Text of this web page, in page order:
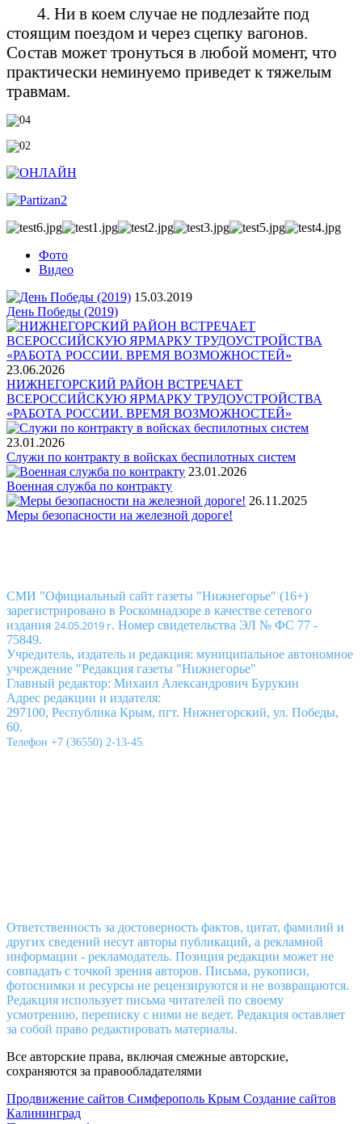
4. Ни в коем случае не подлезайте под
стоящим поездом и через сцепку вагонов.
Состав может тронуться в любой момент, что
практически неминуемо приведет к тяжелым
травмам.
Фото
Видео
15.03.2019
День Победы (2019)
23.06.2026
НИЖНЕГОРСКИЙ РАЙОН ВСТРЕЧАЕТ
ВСЕРОССИЙСКУЮ ЯРМАРКУ ТРУДОУСТРОЙСТВА
«РАБОТА РОССИИ. ВРЕМЯ ВОЗМОЖНОСТЕЙ»
23.01.2026
Служи по контракту в войсках беспилотных систем
23.01.2026
Военная служба по контракту
26.11.2025
Меры безопасности на железной дороге!
СМИ "Официальный сайт газеты "Нижнегорье" (16+)
зарегистрировано в Роскомнадзоре в качестве сетевого
издания 24.05.2019 г. Номер свидетельства ЭЛ № ФС 77 -
75849.
Учредитель, издатель и редакция: муниципальное автономное
учреждение "Редакция газеты "Нижнегорье"
Главный редактор: Михаил Александрович Бурукин
Адрес редакции и издателя:
297100, Республика Крым, пгт. Нижнегорский, ул. Победы,
60.
Телефон +7 (36550) 2-13-45.
Ответственность за достоверность фактов, цитат, фамилий и
других сведений несут авторы публикаций, а рекламной
информации - рекламодатель. Позиция редакции может не
совпадать с точкой зрения авторов. Письма, рукописи,
фотоснимки и ресурсы не рецензируются и не возвращаются.
Редакция использует письма читателей по своему
усмотрению, переписку с ними не ведет. Редакция оставляет
за собой право редактировать материалы.
Все авторские права, включая смежные авторские,
сохраняются за правообладателями
Продвижение сайтов Симферополь Крым Создание сайтов
Калининград